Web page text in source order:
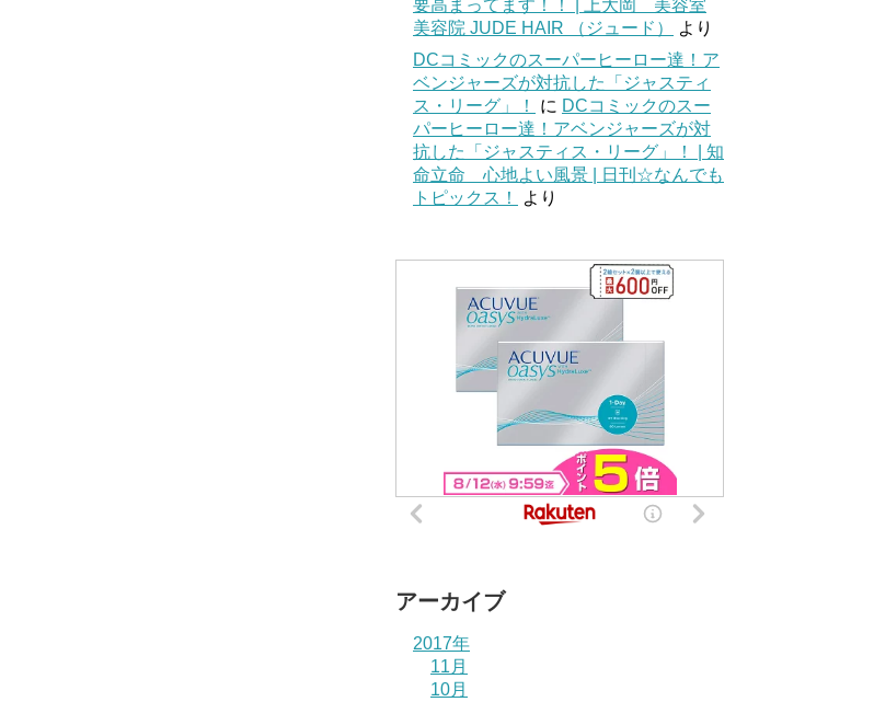
要高まってます！！ | 上大岡 美容室
美容院 JUDE HAIR （ジュード）
より
DCコミックのスーパーヒーロー達！ア
ベンジャーズが対抗した「ジャスティ
ス・リーグ」！
に DCコミックのスー
パーヒーロー達！アベンジャーズが対
抗した「ジャスティス・リーグ」！ | 知
命立命 心地よい風景 | 日刊☆なんでも
トピックス！
より
アーカイブ
2017年
11月
10月